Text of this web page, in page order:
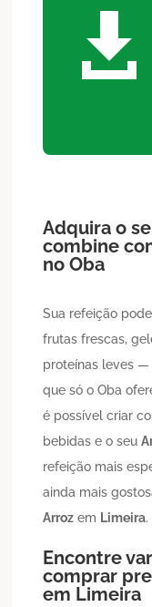

Adquira o
combine
no Oba
Sua refeição
frutas frescas,
proteínas leves
que só o Oba
é possível criar
bebidas e o seu
refeição mais
ainda mais
Arroz em Limeira.
Encontre
comprar
em Limeira